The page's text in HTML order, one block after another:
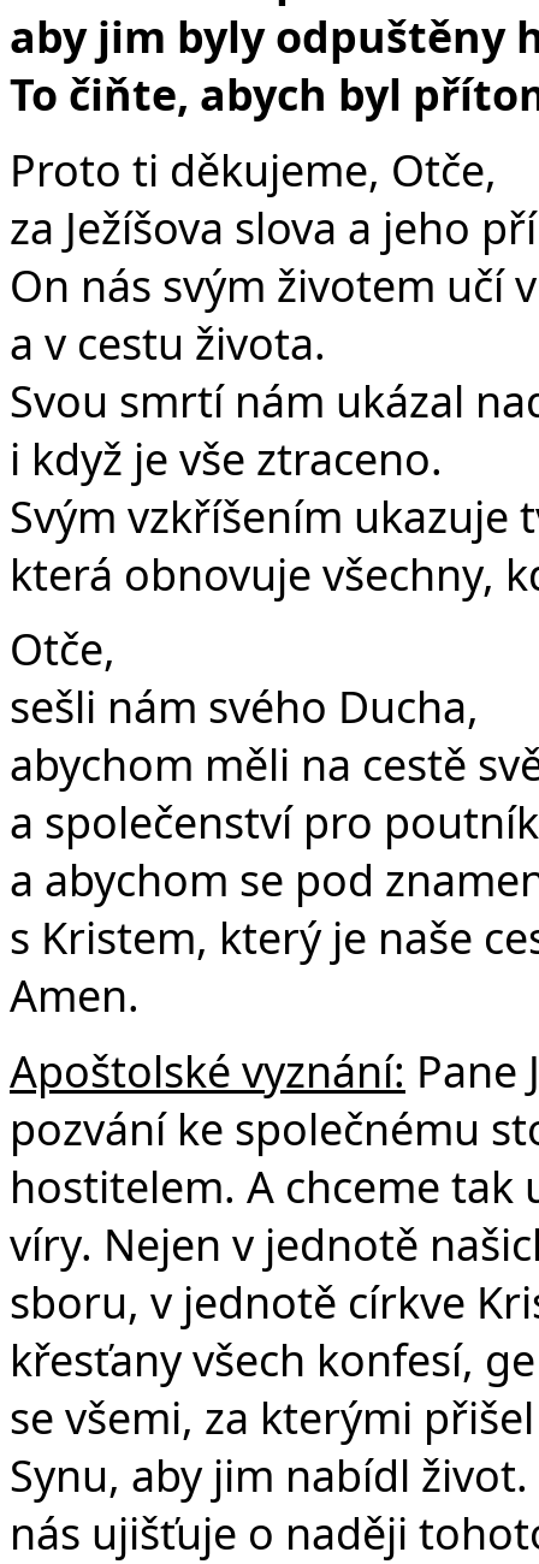
aby jim byly odpuštěny
To čiňte, abych byl
Proto ti děkujeme, Otče,
za Ježíšova slova a jeho
On nás svým životem učí
a v cestu života.
Svou smrtí nám ukázal
i když je vše ztraceno.
Svým vzkříšením ukazuje
která obnovuje všechny,
Otče,
sešli nám svého Ducha,
abychom měli na cestě
a společenství pro
a abychom se pod
s Kristem, který je naše
Amen.
Apoštolské vyznání: Pane
pozvání ke společnému
hostitelem. A chceme tak
víry. Nejen v jednotě
sboru, v jednotě církve
křesťany všech konfesí,
se všemi, za kterými
Synu, aby jim nabídl
nás ujišťuje o naději